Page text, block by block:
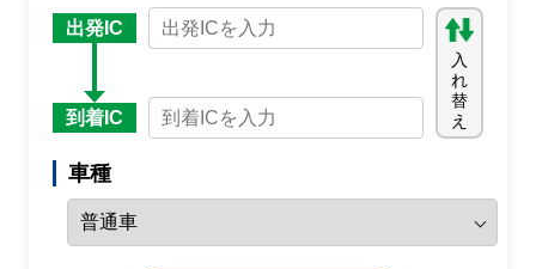
出発IC
到着IC
入
れ
替
え
車種